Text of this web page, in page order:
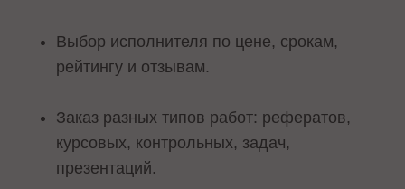
Выбор исполнителя по цене, срокам,
рейтингу и отзывам.
Заказ разных типов работ: рефератов,
курсовых, контрольных, задач,
презентаций.